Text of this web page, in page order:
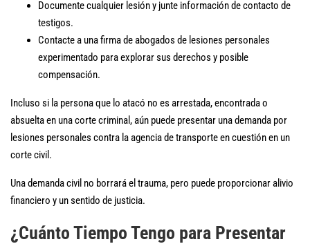
Documente cualquier lesión y junte información de contacto de
testigos.
Contacte a una firma de abogados de lesiones personales
experimentado para explorar sus derechos y posible
compensación.
Incluso si la persona que lo atacó no es arrestada, encontrada o
absuelta en una corte criminal, aún puede presentar una demanda por
lesiones personales contra la agencia de transporte en cuestión en un
corte civil.
Una demanda civil no borrará el trauma, pero puede proporcionar alivio
financiero y un sentido de justicia.
¿Cuánto Tiempo Tengo para Presentar